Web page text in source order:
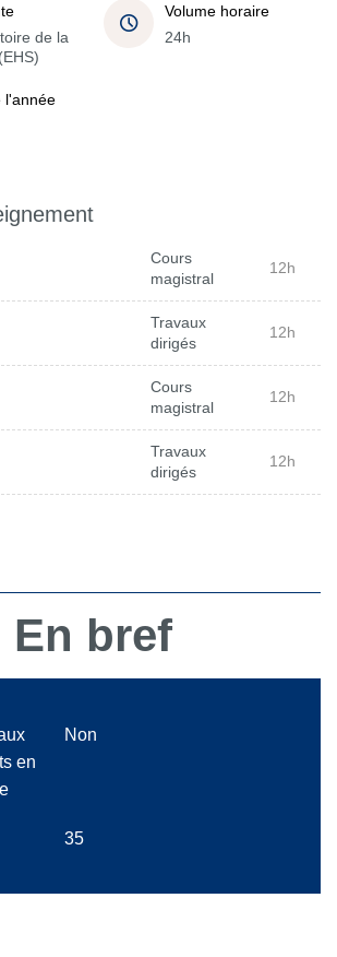
de la
Volume horaire
24h
l'année
Cours
magistral
12h
Travaux
dirigés
12h
Cours
magistral
12h
Travaux
dirigés
12h
En bref
en
Non
35